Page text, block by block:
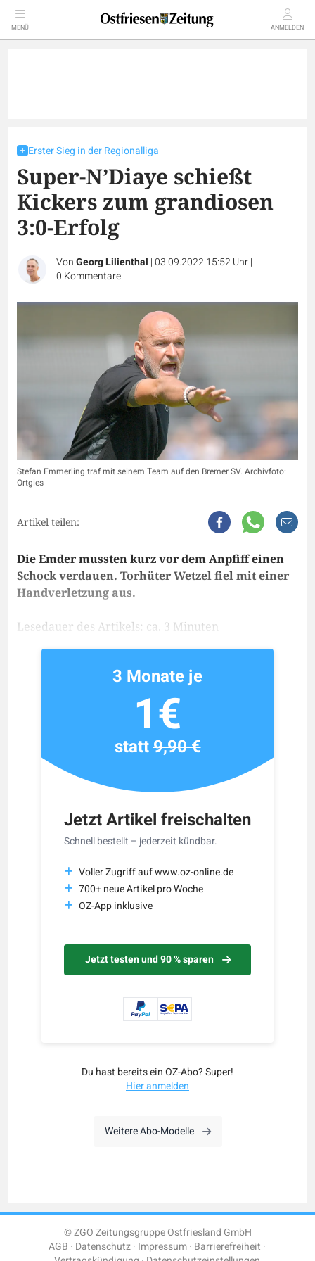
MENÜ ANMELDEN
Erster Sieg in der Regionalliga
Super-N’Diaye schießt
Kickers zum grandiosen
3:0-Erfolg
VonGeorg Lilienthal |03.09.2022 15:52 Uhr|
0 Kommentare
Stefan Emmerling traf mit seinem Team auf den Bremer SV. Archivfoto:
Ortgies
Artikel teilen:
Die Emder mussten kurz vor dem Anpfiff einen
Schock verdauen. Torhüter Wetzel fiel mit einer
Handverletzung aus.
Lesedauer des Artikels: ca. 3 Minuten
Jetzt Artikel freischalten
Schnell bestellt – jederzeit kündbar.
Voller Zugriff auf www.oz-online.de
700+ neue Artikel pro Woche
OZ-App inklusive
Jetzt testen und 90 % sparen
3 Monate je
1€
statt9,90 €
Du hast bereits ein OZ-Abo? Super!
Hier anmelden
Weitere Abo-Modelle
© ZGO Zeitungsgruppe Ostfriesland GmbH
AGB Datenschutz Impressum Barrierefreiheit